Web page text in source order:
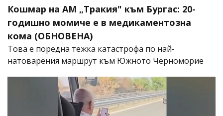
Кошмар на АМ „Тракия" към Бургас: 20-
годишно момиче е в медикаментозна
кома (ОБНОВЕНА)
Това е поредна тежка катастрофа по най-
натоварения маршрут към Южното Черноморие